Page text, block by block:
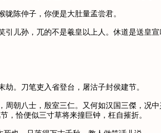
陈仲子，你便是大肚量孟尝君。
儿孙，兀的不是羲皇以上人。休道是送皇
。刀笔吏入省登台，屠沽子封侯建节。
朝八士，殷室三仁。又何如汉国三傑，况
，恰便似三寸草将来撞巨钟，枉自摧折。